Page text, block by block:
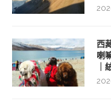
西
喇